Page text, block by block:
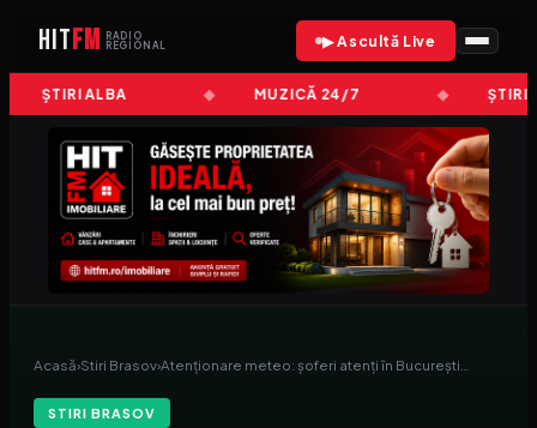
HITFM
RADIO
REGIONAL
▶ Ascultă Live
ȘTIRI ALBA MUZICĂ 24/7 ȘTIRI
Acasă›Stiri Brasov›Atenționare meteo: șoferi atenți în București…
STIRI BRASOV